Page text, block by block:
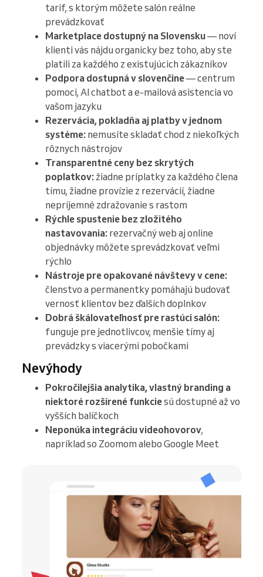
tarif, s ktorým môžete salón reálne
prevádzkovať
Marketplace dostupný na Slovensku— noví
klienti vás nájdu organicky bez toho, aby ste
platili za každého z existujúcich zákazníkov
Podpora dostupná v slovenčine— centrum
pomoci, AI chatbot a e-mailová asistencia vo
vašom jazyku
Rezervácia, pokladňa aj platby v jednom
systéme: nemusíte skladať chod z niekoľkých
rôznych nástrojov
Transparentné ceny bez skrytých
poplatkov: žiadne príplatky za každého člena
tímu, žiadne provízie z rezervácií, žiadne
nepríjemné zdražovanie s rastom
Rýchle spustenie bez zložitého
nastavovania: rezervačný web aj online
objednávky môžete sprevádzkovať veľmi
rýchlo
Nástroje pre opakované návštevy v cene:
členstvo a permanentky pomáhajú budovať
vernosť klientov bez ďalších doplnkov
Dobrá škálovateľnosť pre rastúci salón:
funguje pre jednotlivcov, menšie tímy aj
prevádzky s viacerými pobočkami
Nevýhody
Pokročilejšia analytika, vlastný branding a
niektoré rozšírené funkciesú dostupné až vo
vyšších balíčkoch
Neponúka integráciu videohovorov,
napríklad so Zoomom alebo Google Meet